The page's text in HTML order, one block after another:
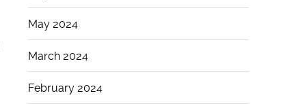
May 2024
March 2024
February 2024